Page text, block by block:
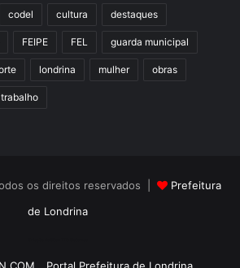
codel cultura destaques
FEIPE FEL guarda municipal
londrina mulher obras
trabalho
os direitos reservados |
Prefeitura
de Londrina